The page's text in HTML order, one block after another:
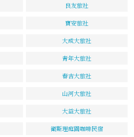
良友旅社
寶安旅社
大成大旅社
青年大旅社
春吉大旅社
山河大旅社
大益大旅社
衛斯理庭園咖啡民宿